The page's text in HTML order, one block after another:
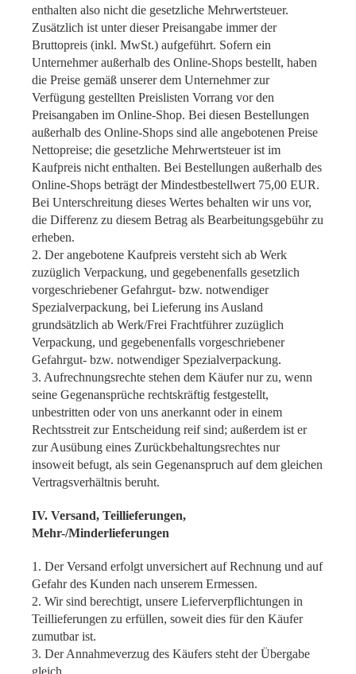
enthalten also nicht die gesetzliche Mehrwertsteuer.
Zusätzlich ist unter dieser Preisangabe immer der
Bruttopreis (inkl. MwSt.) aufgeführt. Sofern ein
Unternehmer außerhalb des Online-Shops bestellt, haben
die Preise gemäß unserer dem Unternehmer zur
Verfügung gestellten Preislisten Vorrang vor den
Preisangaben im Online-Shop. Bei diesen Bestellungen
außerhalb des Online-Shops sind alle angebotenen Preise
Nettopreise; die gesetzliche Mehrwertsteuer ist im
Kaufpreis nicht enthalten. Bei Bestellungen außerhalb des
Online-Shops beträgt der Mindestbestellwert 75,00 EUR.
Bei Unterschreitung dieses Wertes behalten wir uns vor,
die Differenz zu diesem Betrag als Bearbeitungsgebühr zu
erheben.
2. Der angebotene Kaufpreis versteht sich ab Werk
zuzüglich Verpackung, und gegebenenfalls gesetzlich
vorgeschriebener Gefahrgut- bzw. notwendiger
Spezialverpackung, bei Lieferung ins Ausland
grundsätzlich ab Werk/Frei Frachtführer zuzüglich
Verpackung, und gegebenenfalls vorgeschriebener
Gefahrgut- bzw. notwendiger Spezialverpackung.
3. Aufrechnungsrechte stehen dem Käufer nur zu, wenn
seine Gegenansprüche rechtskräftig festgestellt,
unbestritten oder von uns anerkannt oder in einem
Rechtsstreit zur Entscheidung reif sind; außerdem ist er
zur Ausübung eines Zurückbehaltungsrechtes nur
insoweit befugt, als sein Gegenanspruch auf dem gleichen
Vertragsverhältnis beruht.
IV. Versand, Teillieferungen,
Mehr-/Minderlieferungen
1. Der Versand erfolgt unversichert auf Rechnung und auf
Gefahr des Kunden nach unserem Ermessen.
2. Wir sind berechtigt, unsere Lieferverpflichtungen in
Teillieferungen zu erfüllen, soweit dies für den Käufer
zumutbar ist.
3. Der Annahmeverzug des Käufers steht der Übergabe
gleich.